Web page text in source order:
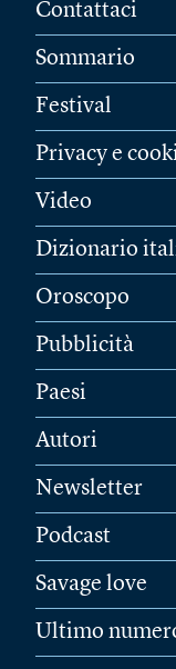
Contattaci
Sommario
Festival
Privacy e
Video
Dizionario
Oroscopo
Pubblicità
Paesi
Autori
Newsletter
Podcast
Savage love
Ultimo